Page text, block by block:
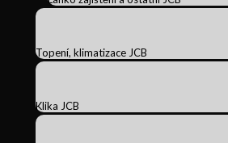
Topení, klimatizace JCB
Klika JCB